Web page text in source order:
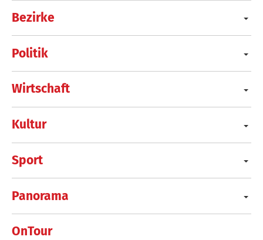
Bezirke
Politik
Wirtschaft
Kultur
Sport
Panorama
OnTour